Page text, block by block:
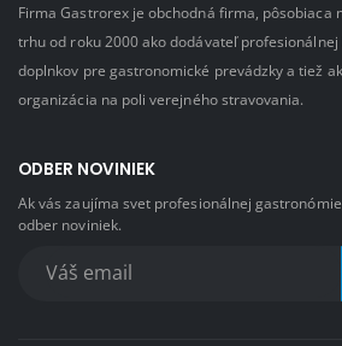
Firma Gastrorex je obchodná firma, pôsobiaca
trhu od roku 2000 ako dodávateľ profesionálnej
doplnkov pre gastronomické prevádzky a tiež
organizácia na poli verejného stravovania.
ODBER NOVINIEK
Ak vás zaujíma svet profesionálnej
odber noviniek.